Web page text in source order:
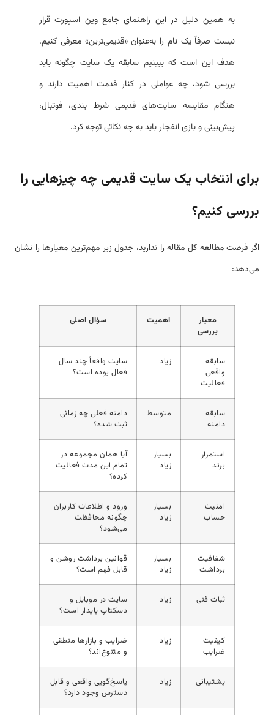
به همین دلیل در این راهنمای جامع وین اسپورت قرار
نیست صرفاً یک نام را به‌عنوان «قدیمی‌ترین» معرفی کنیم.
هدف این است که ببینیم سابقه یک سایت چگونه باید
بررسی شود، چه عواملی در کنار قدمت اهمیت دارند و
هنگام مقایسه سایت‌های قدیمی شرط بندی، فوتبال،
پیش‌بینی و بازی انفجار باید به چه نکاتی توجه کرد.
برای انتخاب یک سایت قدیمی چه چیزهایی را
بررسی کنیم؟
اگر فرصت مطالعه کل مقاله را ندارید، جدول زیر مهم‌ترین معیارها را نشان
می‌دهد:
معیار
بررسی
اهمیت سؤال اصلی
سابقه
واقعی
فعالیت
زیاد
سایت واقعاً چند سال
فعال بوده است؟
سابقه
دامنه
متوسط
دامنه فعلی چه زمانی
ثبت شده؟
استمرار
برند
بسیار
زیاد
آیا همان مجموعه در
تمام این مدت فعالیت
کرده؟
امنیت
حساب
بسیار
زیاد
ورود و اطلاعات کاربران
چگونه محافظت
می‌شود؟
شفافیت
برداشت
بسیار
زیاد
قوانین برداشت روشن و
قابل فهم است؟
ثبات فنی زیاد
سایت در موبایل و
دسکتاپ پایدار است؟
کیفیت
ضرایب
زیاد
ضرایب و بازارها منطقی
و متنوع‌اند؟
پشتیبانی زیاد
پاسخ‌گویی واقعی و قابل
دسترس وجود دارد؟